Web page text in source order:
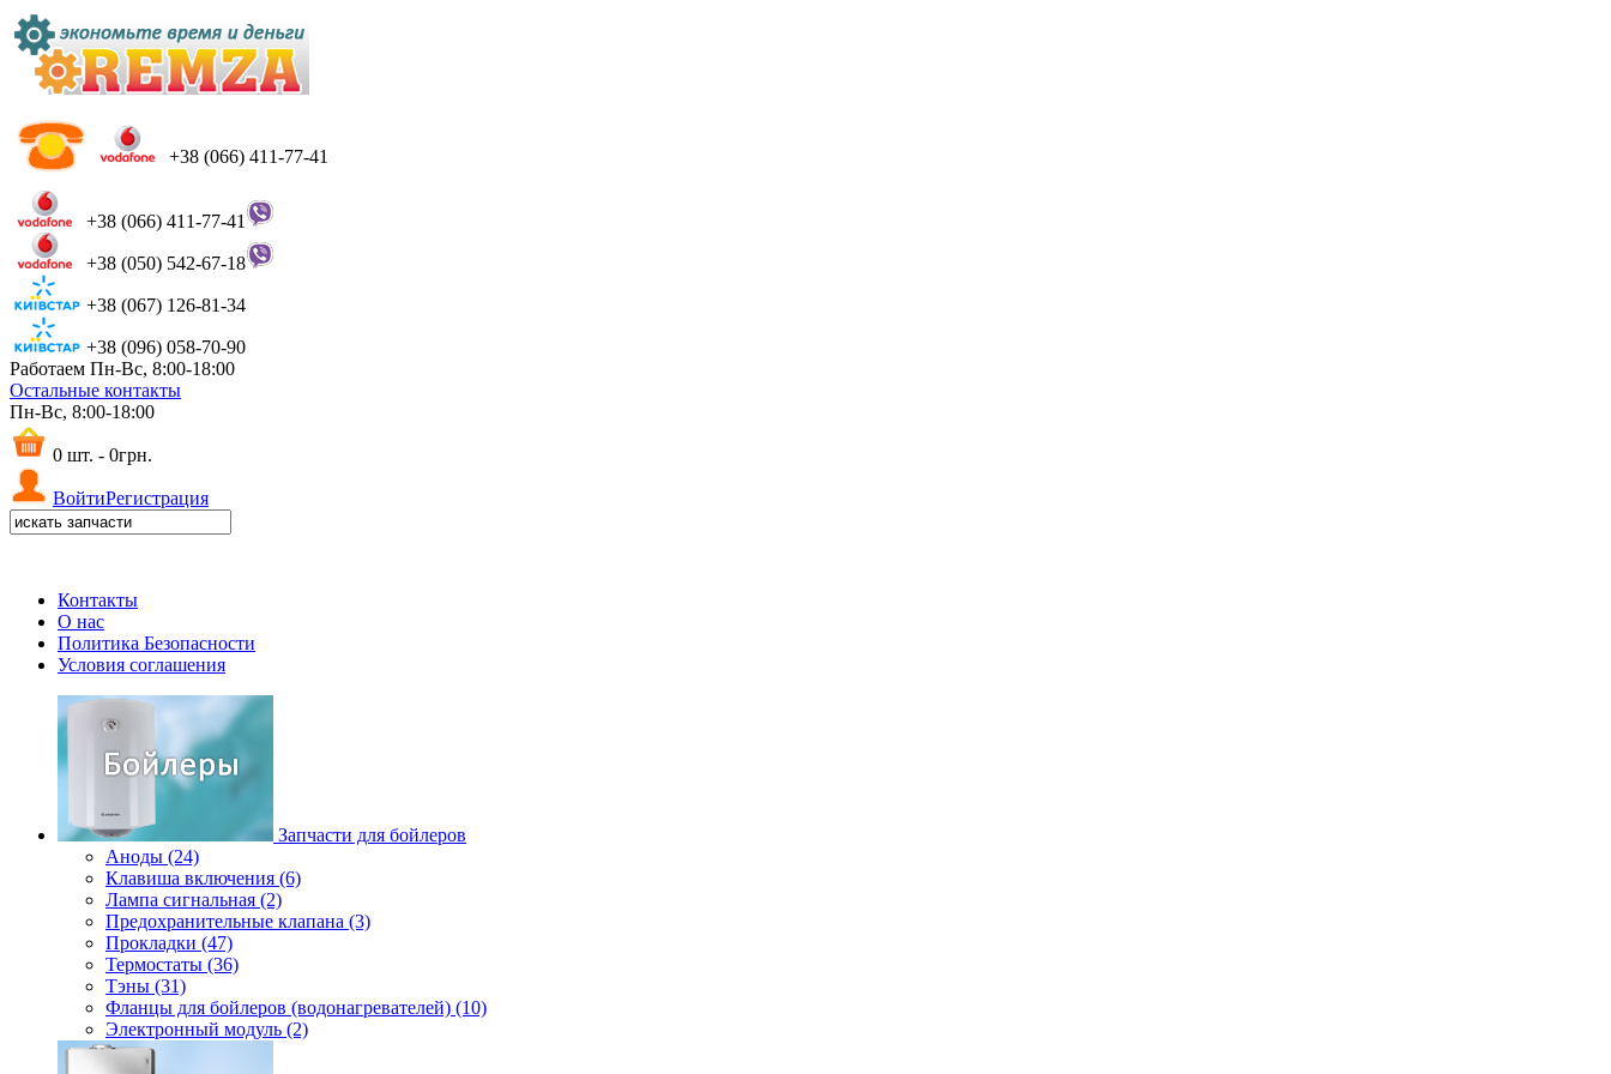
+38 (066) 411-77-41
+38 (066) 411-77-41
+38 (050) 542-67-18
+38 (067) 126-81-34
+38 (096) 058-70-90
Работаем Пн-Вс, 8:00-18:00
Остальные контакты
Пн-Вс, 8:00-18:00
0 шт. - 0грн.
ВойтиРегистрация
Контакты
О нас
Политика Безопасности
Условия соглашения
Запчасти для бойлеров
Аноды (24)
Клавиша включения (6)
Лампа сигнальная (2)
Предохранительные клапана (3)
Прокладки (47)
Термостаты (36)
Тэны (31)
Фланцы для бойлеров (водонагревателей) (10)
Электронный модуль (2)